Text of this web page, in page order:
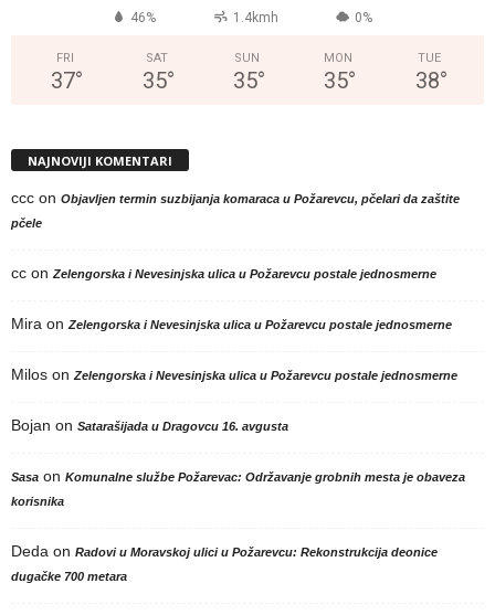
46% 1.4kmh 0%
FRI
37°
SAT
35°
SUN
35°
MON
35°
TUE
38°
NAJNOVIJI KOMENTARI
ccc on Objavljen termin suzbijanja komaraca u Požarevcu, pčelari da zaštite
pčele
cc onZelengorska i Nevesinjska ulica u Požarevcu postale jednosmerne
Mira onZelengorska i Nevesinjska ulica u Požarevcu postale jednosmerne
Milos onZelengorska i Nevesinjska ulica u Požarevcu postale jednosmerne
Bojan on Satarašijada u Dragovcu 16. avgusta
Sasa on Komunalne službe Požarevac: Održavanje grobnih mesta je obaveza
korisnika
Deda on Radovi u Moravskoj ulici u Požarevcu: Rekonstrukcija deonice
dugačke 700 metara